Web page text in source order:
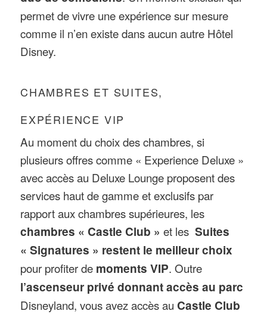
permet de vivre une expérience sur mesure
comme il n’en existe dans aucun autre Hôtel
Disney.
CHAMBRES ET SUITES,
EXPÉRIENCE VIP
Au moment du choix des chambres, si
plusieurs offres comme « Experience Deluxe »
avec accès au Deluxe Lounge proposent des
services haut de gamme et exclusifs par
rapport aux chambres supérieures, les
chambres « Castle Club » et les Suites
« Signatures » restent le meilleur choix
pour profiter de moments VIP. Outre
l’ascenseur privé donnant accès au parc
Disneyland, vous avez accès au Castle Club